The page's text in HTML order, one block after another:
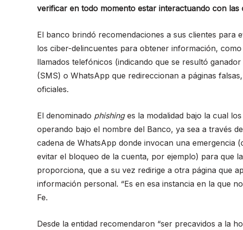
verificar en todo momento estar interactuando con las
El banco brindó recomendaciones a sus clientes para
los ciber-delincuentes para obtener información,
llamados telefónicos (indicando que se resultó
(SMS) o WhatsApp que redireccionan a páginas
oficiales.
El denominado phishinges la modalidad bajo la cual
operando bajo el nombre del Banco, ya sea a través
cadena de WhatsApp donde invocan una emergencia
evitar el bloqueo de la cuenta, por ejemplo) para que
proporciona, que a su vez redirige a otra página que
información personal. “Es en esa instancia en la que
Fe.
Desde la entidad recomendaron “ser precavidos a la